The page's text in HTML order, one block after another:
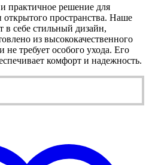
практичное решение для
открытого пространства. Наше
в себе стильный дизайн,
из высококачественного
не требует особого ухода. Его
комфорт и надежность.